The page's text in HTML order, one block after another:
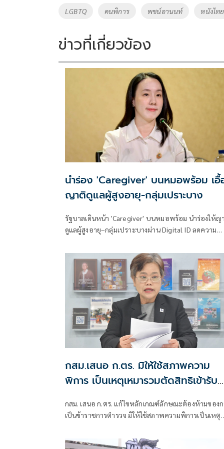
o
k
Li
k
Tags
LGBTQ คนพิการ พชน์อานนท์ หนังไทย
ข่าวที่เกี่ยวข้อง
นำร่อง 'Caregiver' บนหมอพร้อม เอื้
ญาติดูแลผู้สูงอายุ-กลุ่มเปราะบาง
รัฐบาลเดินหน้า 'Caregiver' บนหมอพร้อม นำร่องให้ญ
ดูแลผู้สูงอายุ–กลุ่มเปราะบางผ่าน Digital ID ลดความ
กสม.เสนอ ก.ตร. มิให้ใช้สภาพความ
พิการ เป็นเหตุเหมารวมตัดสิทธิเข้ารับ
กสม. เสนอ ก.ตร. แก้ไขหลักเกณฑ์ลักษณะต้องห้ามของก
เป็นข้าราชการตำรวจ มิให้ใช้สภาพความพิการเป็นเหตุ
สามารถเป็นรายกรณี